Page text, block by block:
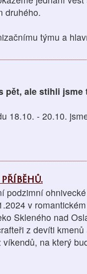
druhého.
týmu a
pět, ale stihli
18.10. - 20.10.
podzimní
v
Skleného nad
z devíti
víkendů, na který